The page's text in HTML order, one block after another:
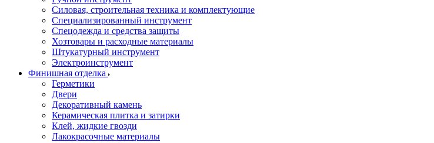
Силовая, строительная техника и комплектующие
Специализированный инструмент
Спецодежда и средства защиты
Хозтовары и расходные материалы
Штукатурный инструмент
Электроинструмент
Финишная отделка
Герметики
Двери
Декоративный камень
Керамическая плитка и затирки
Клей, жидкие гвозди
Лакокрасочные материалы